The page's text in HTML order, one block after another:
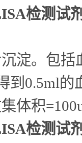
检测试
淀。包
到0.5ml的
体积
检测试